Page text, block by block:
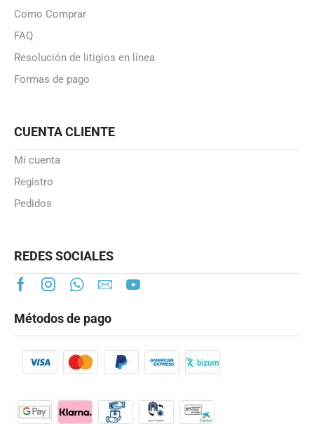
Como Comprar
FAQ
Resolución de litigios en línea
Formas de pago
CUENTA CLIENTE
Mi cuenta
Registro
Pedidos
REDES SOCIALES
Métodos de pago